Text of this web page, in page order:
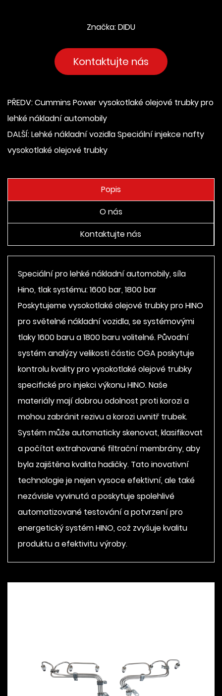
Značka: DIDU
Kontaktujte nás
PŘEDV: Cummins Power vysokotlaké olejové trubky pro
lehké nákladní automobily
DALŠÍ: Lehké nákladní vozidla Speciální injekce nafty
vysokotlaké olejové trubky
Popis
O nás
Kontaktujte nás
Speciální pro lehké nákladní automobily, síla
Hino, tlak systému: 1600 bar, 1800 bar
Poskytujeme vysokotlaké olejové trubky pro HINO
pro světelné nákladní vozidla, se systémovými
tlaky 1600 baru a 1800 baru volitelné. Původní
systém analýzy velikosti částic OGA poskytuje
kontrolu kvality pro vysokotlaké olejové trubky
specifické pro injekci výkonu HINO. Naše
materiály mají dobrou odolnost proti korozi a
mohou zabránit rezivu a korozi uvnitř trubek.
Systém může automaticky skenovat, klasifikovat
a počítat extrahované filtrační membrány, aby
byla zajištěna kvalita hadičky. Tato inovativní
technologie je nejen vysoce efektivní, ale také
nezávisle vyvinutá a poskytuje spolehlivé
automatizované testování a potvrzení pro
energetický systém HINO, což zvyšuje kvalitu
produktu a efektivitu výroby.